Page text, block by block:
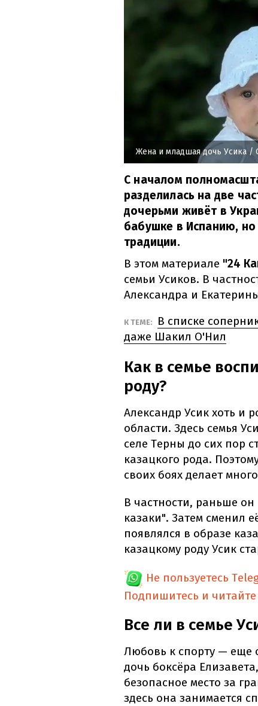
Жена и младшая дочь Усика /
С началом
разделилась на две
дочерьми живёт в
бабушке в Испанию, но
традиции.
В этом материале "24
семьи Усиков. В
Александра и
К ТЕМЕ:
В списке
даже Шакил О'Нил
Как в семье
роду?
Александр Усик хоть и
области. Здесь семья
селе Терны до сих пор
казацкого рода.
своих боях делает
В частности, раньше
казаки". Затем сменил
появлялся в образе
казацкому роду Усик
Не пользуетесь
Подпишитесь и
Все ли в семье
Любовь к спорту — еще
дочь боксёра
безопасное место за
здесь она занимается